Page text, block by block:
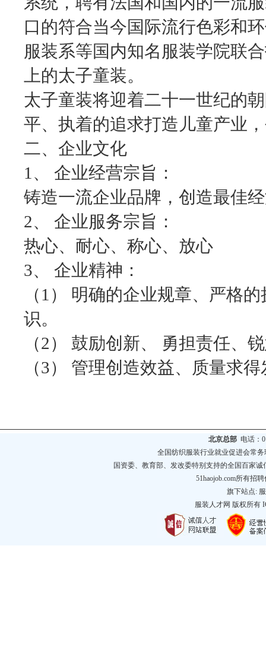
口的符合当今国际流行色彩和
服装系等国内知名服装学院联
上的太子童装。
太子童装将迎着二十一世纪的
平、执着的追求打造儿童产业
二、企业文化
1、 企业经营宗旨：
铸造一流企业品牌，创造最佳
2、 企业服务宗旨：
热心、耐心、称心、放心
3、 企业精神：
（1） 明确的企业规章、严格
识。
（2） 鼓励创新、 勇担责任、
（3） 管理创造效益、质量求
北京总部 电话：
全国纺织服装行业就业促进会常务
国资委、教育部、发改委特别支持的全国百家
51haojob.com所有招
旗下站点:
服装人才网 版权所有